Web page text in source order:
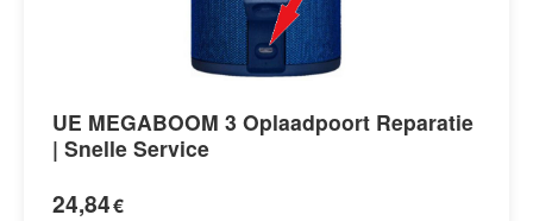
UE MEGABOOM 3 Oplaadpoort Reparatie
| Snelle Service
24,84€